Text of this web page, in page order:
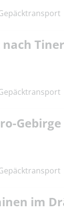
nach
Gebirge
im